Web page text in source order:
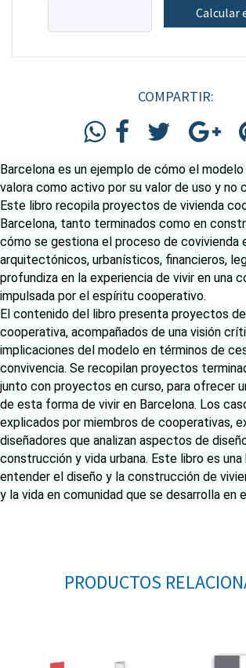
Calcular
COMPARTIR:
Barcelona es un ejemplo de cómo el
valora como activo por su valor de uso y no
Este libro recopila proyectos de vivienda
Barcelona, tanto terminados como en
cómo se gestiona el proceso de covivienda
arquitectónicos, urbanísticos, financieros,
profundiza en la experiencia de vivir en una
impulsada por el espíritu cooperativo.
El contenido del libro presenta proyectos
cooperativa, acompañados de una visión
implicaciones del modelo en términos de
convivencia. Se recopilan proyectos
junto con proyectos en curso, para ofrecer
de esta forma de vivir en Barcelona. Los
explicados por miembros de cooperativas,
diseñadores que analizan aspectos de
construcción y vida urbana. Este libro es una
entender el diseño y la construcción de
y la vida en comunidad que se desarrolla en
PRODUCTOS